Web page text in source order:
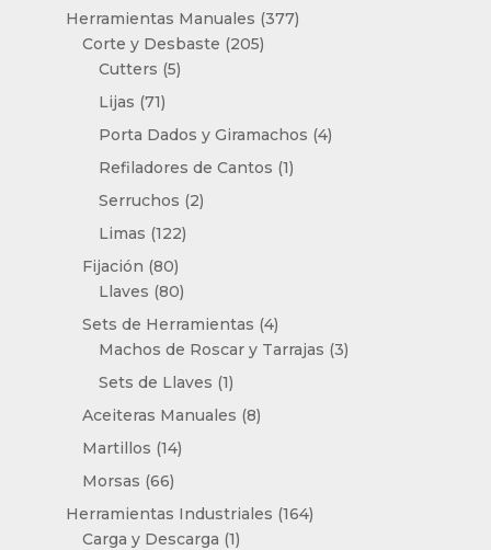
producto
Herramientas Manuales 377377
Corte y Desbaste 205205
Cutters 55
Lijas 7171
productos
Porta Dados y Giramachos 44
Refiladores de Cantos 11
Serruchos 22
Limas 122122
Fijación 8080
productos
Llaves 8080
productos
Sets de Herramientas 44
productos
Machos de Roscar y Tarrajas 33
Sets de Llaves 11
producto
Aceiteras Manuales 88
Martillos 1414
Morsas 6666
productos
Herramientas Industriales 164164
Carga y Descarga 11